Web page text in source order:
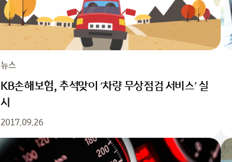
뉴스
KB손해보험, 추석맞이 ‘차량 무상점검 서비스’ 실
시
2017.09.26